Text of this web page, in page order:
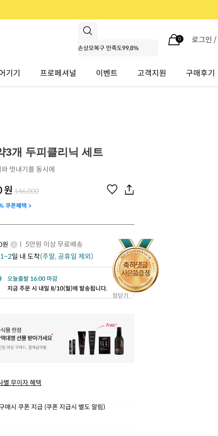
0 로그인 /
기기 프로페셔널 이벤트 고객지원 구매후기
창닫기
3개 두피클리닉 세트
멋내기를 동시에
원 146,000
쿠폰혜택 >
원
ㅣ 5만원 이상 무료배송
1~2일 내 도착(주말, 공휴일 제외)
오늘출발 16:00 마감
지금 주문 시 내일 8/10(월)에 발송됩니다.
별 무이자 혜택
매시 쿠폰 지급 (쿠폰 지급시 별도 알림)